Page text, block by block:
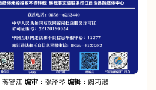
蒋智江 编审 ： 张泽琴 编辑：阙莉淑